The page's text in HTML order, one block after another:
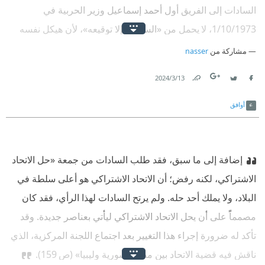
الدبابات والمدفعية. لكن هنري كيسنجر أرسل لي رسالة قال فيها:
«سيادة الرئيس، إذا انتصرت الأسلحة السوفياتية على الأسلحة
الأمريكية مرة ثانية، فإنه لن يكون لديّ قدرة لمقاومة البنتاغون،
السادات إلى الفريق أول أحمد إسماعيل وزير الحربية في
1/10/1973، لا يحمل من «السادات إلا توقيعه»، لأن هيكل نفسه
هو من قام بصياغته! فهل مثل هذا الشخص يمكن أن يتهم بهذه
مشاركة من nasser
13‏/3‏/2024
أوافق
إضافة إلى ما سبق، فقد طلب السادات من جمعة «حل الاتحاد
الاشتراكي، لكنه رفض؛ أن الاتحاد الاشتراكي هو أعلى سلطة في
البلاد، ولا يملك أحد حله. ولم يرتح السادات لهذا الرأي، فقد كان
مصمماً على أن يحل الاتحاد الاشتراكي ليأتي بعناصر جديدة. وقد
تأكد له ضرورة إجراء هذا التغيير بعد اجتماع اللجنة المركزية، الذي
ناقش فيه قضية الاتحاد بين مصر وسورية وليبيا» (ص 159).